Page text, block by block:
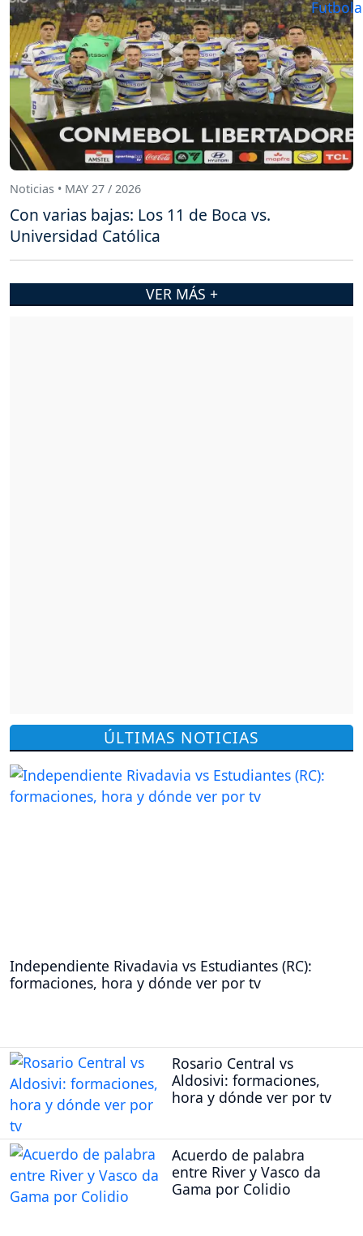
ÚLTIMAS NOTICIAS
Independiente Rivadavia vs Estudiantes (RC):
formaciones, hora y dónde ver por tv
Rosario Central vs
Aldosivi: formaciones,
hora y dónde ver por tv
Acuerdo de palabra
entre River y Vasco da
Gama por Colidio
Noticias • MAY 27 / 2026
Con varias bajas: Los 11 de Boca vs.
Universidad Católica
VER MÁS +